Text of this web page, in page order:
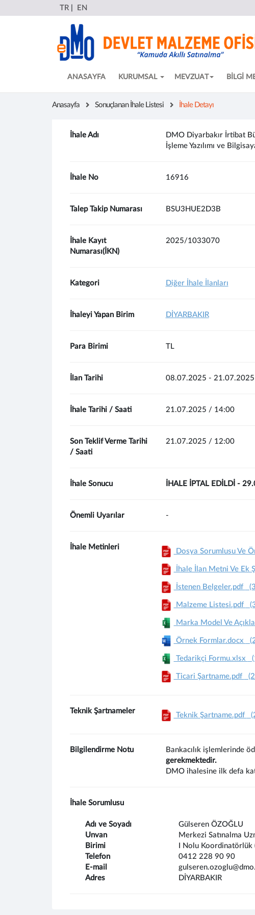
TR EN
ANASAYFA KURUMSAL MEVZUAT BİLGİ
Anasayfa Sonuçlanan İhale Listesi İhale Detayı
İhale Adı
DMO Diyarbakır İrtibat
İşleme Yazılımı ve
İhale No 16916
Talep Takip Numarası BSU3HUE2D3B
İhale Kayıt
Numarası(İKN)
2025/1033070
Kategori Diğer İhale İlanları
İhaleyi Yapan Birim DİYARBAKIR
Para Birimi TL
İlan Tarihi 08.07.2025 - 21.07.2025
İhale Tarihi / Saati 21.07.2025 / 14:00
Son Teklif Verme Tarihi
/ Saati
21.07.2025 / 12:00
İhale Sonucu İHALE İPTAL EDİLDİ -
Önemli Uyarılar -
İhale Metinleri
Dosya Sorumlusu Ve
İhale İlan Metni Ve Ek
İstenen Belgeler.pdf
Malzeme Listesi.pdf
Marka Model Ve
Örnek Formlar.docx
Tedarikçi Formu.xlsx
Ticari Şartname.pdf
Teknik Şartnameler
Teknik Şartname.pdf
Bilgilendirme Notu
Bankacılık işlemlerinde
gerekmektedir.
DMO ihalesine ilk defa
İhale Sorumlusu
Adı ve Soyadı
Gülseren ÖZOĞLU
Unvan
Merkezi Satınalma
Birimi
I Nolu Koordinatörlük
Telefon
0412 228 90 90
E-mail
Adres
DİYARBAKIR